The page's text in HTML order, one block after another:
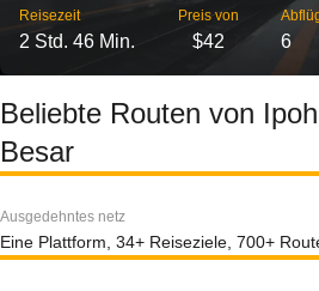
Reisezeit
2 Std. 46 Min.
Preis von
$42 6
Beliebte Routen von
Besar
Ausgedehntes netz
Eine Plattform, 34+ Reiseziele, 700+